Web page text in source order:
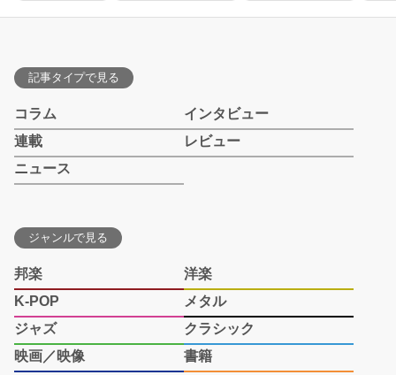
記事タイプで見る
コラム
インタビュー
連載
レビュー
ニュース
ジャンルで見る
邦楽
洋楽
K-POP
メタル
ジャズ
クラシック
映画／映像
書籍